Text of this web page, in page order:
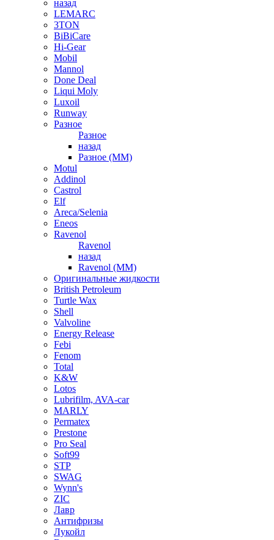
назад
LEMARC
3TON
BiBiCare
Hi-Gear
Mobil
Mannol
Done Deal
Liqui Moly
Luxoil
Runway
Разное
Разное
назад
Разное (ММ)
Motul
Addinol
Castrol
Elf
Areca/Selenia
Eneos
Ravenol
Ravenol
назад
Ravenol (ММ)
Оригинальные жидкости
British Petroleum
Turtle Wax
Shell
Valvoline
Energy Release
Febi
Fenom
Total
K&W
Lotos
Lubrifilm, AVA-car
MARLY
Permatex
Prestone
Pro Seal
Soft99
STP
SWAG
Wynn's
ZIC
Лавр
Антифризы
Лукойл